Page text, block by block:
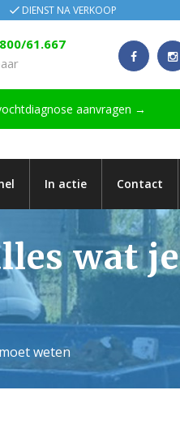
DIENST NA VERKOOP
61.667
aanvragen →
In actie Contact
wat je
weten